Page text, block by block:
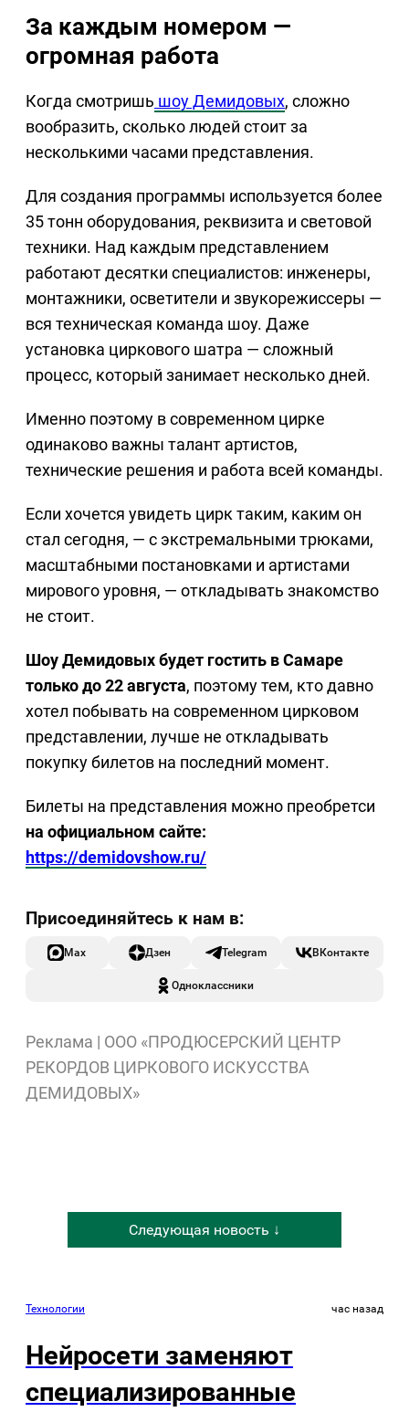
За каждым номером —
огромная работа
Когда смотришь шоу Демидовых, сложно
вообразить, сколько людей стоит за
несколькими часами представления.
Для создания программы используется более
35 тонн оборудования, реквизита и световой
техники. Над каждым представлением
работают десятки специалистов: инженеры,
монтажники, осветители и звукорежиссеры —
вся техническая команда шоу. Даже
установка циркового шатра — сложный
процесс, который занимает несколько дней.
Именно поэтому в современном цирке
одинаково важны талант артистов,
технические решения и работа всей команды.
Если хочется увидеть цирк таким, каким он
стал сегодня, — с экстремальными трюками,
масштабными постановками и артистами
мирового уровня, — откладывать знакомство
не стоит.
Шоу Демидовых будет гостить в Самаре
только до 22 августа, поэтому тем, кто давно
хотел побывать на современном цирковом
представлении, лучше не откладывать
покупку билетов на последний момент.
Билеты на представления можно преобретси
на официальном сайте:
https://demidovshow.ru/
Max Дзен Telegram ВКонтакте
Одноклассники
Реклама | ООО «ПРОДЮСЕРСКИЙ ЦЕНТР
РЕКОРДОВ ЦИРКОВОГО ИСКУССТВА
ДЕМИДОВЫХ»
Следующая новость ↓
Технологии час назад
Нейросети заменяют
специализированные